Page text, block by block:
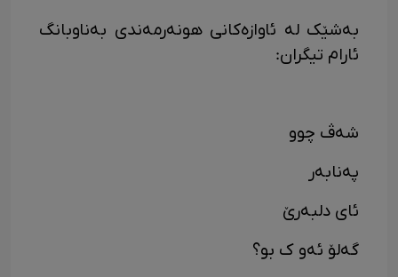
بەشێک لە ئاوازەکانی هونەرمەندی بەناوبانگ
ئارام تیگران:
شەڤ چوو
پەنابەر
ئای دلبەرێ
گەلۆ ئەو ک بو؟